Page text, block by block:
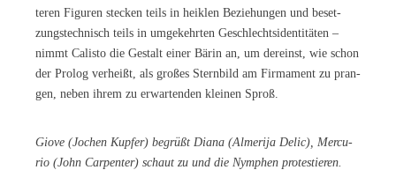
te­ren Fi­gu­ren ste­cken teils in heik­len Be­zie­hun­gen und be­set­
zungs­tech­nisch teils in um­ge­kehr­ten Ge­schlechts­iden­ti­tä­ten –
nimmt Ca­lis­to die Ge­stalt ei­ner Bä­rin an, um der­einst, wie schon
der Pro­log ver­heißt, als gro­ßes Stern­bild am Fir­ma­ment zu pran­
gen, ne­ben ih­rem zu er­war­ten­den klei­nen Sproß.
Gio­ve (Jo­chen Kup­fer) be­grüßt Dia­na (Al­me­ri­ja De­lic), Mer­cu­
rio (John Car­pen­ter) schaut zu und die Nym­phen protestieren.